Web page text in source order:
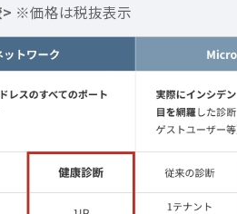
※価格は税抜表示​